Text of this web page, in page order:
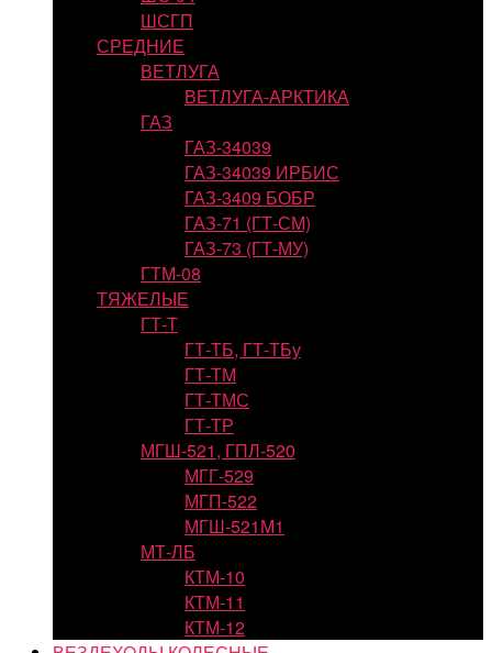
ШСГП
СРЕДНИЕ
ВЕТЛУГА
ВЕТЛУГА-АРКТИКА
ГАЗ
ГАЗ-34039
ГАЗ-34039 ИРБИС
ГАЗ-3409 БОБР
ГАЗ-71 (ГТ-СМ)
ГАЗ-73 (ГТ-МУ)
ГТМ-08
ТЯЖЕЛЫЕ
ГТ-Т
ГТ-ТБ, ГТ-ТБу
ГТ-ТМ
ГТ-ТМС
ГТ-ТР
МГШ-521, ГПЛ-520
МГГ-529
МГП-522
МГШ-521М1
МТ-ЛБ
КТМ-10
КТМ-11
КТМ-12